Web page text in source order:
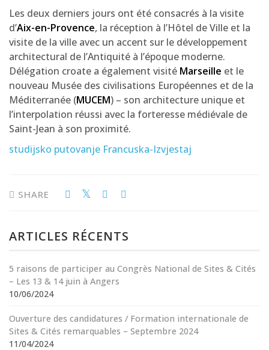
Les deux derniers jours ont été consacrés à la visite
d’Aix-en-Provence, la réception à l’Hôtel de Ville et la
visite de la ville avec un accent sur le développement
architectural de l’Antiquité à l’époque moderne.
Délégation croate a également visité Marseille et le
nouveau Musée des civilisations Européennes et de la
Méditerranée (MUCEM) – son architecture unique et
l’interpolation réussi avec la forteresse médiévale de
Saint-Jean à son proximité.
studijsko putovanje Francuska-Izvjestaj
SHARE
ARTICLES RÉCENTS
5 raisons de participer au Congrès National de Sites & Cités
– Les 13 & 14 juin à Angers
10/06/2024
Ouverture des candidatures / Formation internationale de
Sites & Cités remarquables – Septembre 2024
11/04/2024